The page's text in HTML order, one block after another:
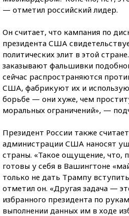
— отметил российский лидер.
Он считает, что кампания по
президента США
политических элит в этой
заказывают фальшивки
сейчас распространяются
США, фабрикуют их и
борьбе — они хуже, чем
моральных ограничений», —
Президент России также
администрации США наносят
страны. «Такое ощущение, что,
готовы у себя в Вашингтоне
только не дать Трампу
отметил он. «Другая задача —
избранного президента по
выполнении данных им в ходе